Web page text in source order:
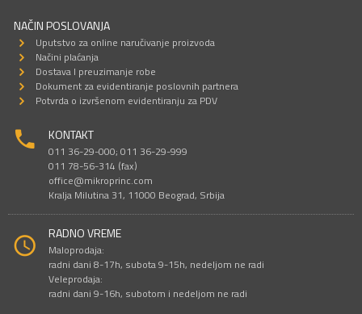
NAČIN POSLOVANJA
Uputstvo za online naručivanje proizvoda
Načini plaćanja
Dostava I preuzimanje robe
Dokument za evidentiranje poslovnih partnera
Potvrda o izvršenom evidentiranju za PDV
KONTAKT
011 36-29-000; 011 36-29-999
011 78-56-314 (fax)
office@mikroprinc.com
Kralja Milutina 31, 11000 Beograd, Srbija
RADNO VREME
Maloprodaja:
radni dani 8-17h, subota 9-15h, nedeljom ne radi
Veleprodaja:
radni dani 9-16h, subotom i nedeljom ne radi